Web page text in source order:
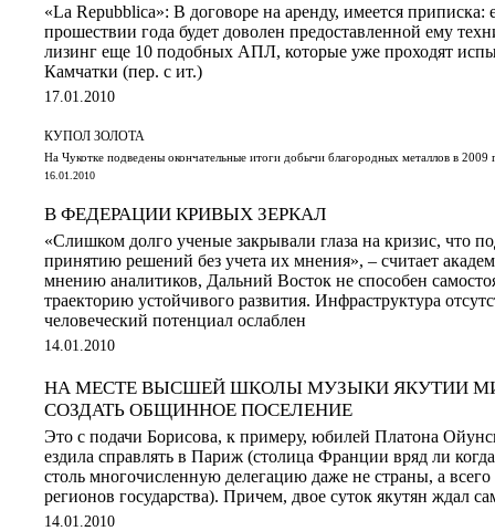
«La Repubblica»: В договоре на аренду, имеется приписка:
прошествии года будет доволен предоставленной ему
лизинг еще 10 подобных АПЛ, которые уже проходят
Камчатки (пер. с ит.)
17.01.2010
КУПОЛ ЗОЛОТА
На Чукотке подведены окончательные итоги добычи благородных металлов в 2009
16.01.2010
В ФЕДЕРАЦИИ КРИВЫХ ЗЕРКАЛ
«Слишком долго ученые закрывали глаза на кризис, что
принятию решений без учета их мнения», – считает
мнению аналитиков, Дальний Восток не способен
траекторию устойчивого развития. Инфраструктура
человеческий потенциал ослаблен
14.01.2010
НА МЕСТЕ ВЫСШЕЙ ШКОЛЫ МУЗЫКИ ЯКУТИИ
СОЗДАТЬ ОБЩИННОЕ ПОСЕЛЕНИЕ
Это с подачи Борисова, к примеру, юбилей Платона
ездила справлять в Париж (столица Франции вряд ли
столь многочисленную делегацию даже не страны, а
регионов государства). Причем, двое суток якутян ждал
14.01.2010